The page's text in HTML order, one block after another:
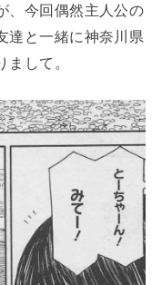
、今回偶然主人公の
達と一緒に神奈川県
して。